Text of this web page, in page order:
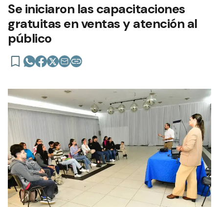
Se iniciaron las capacitaciones
gratuitas en ventas y atención al
público